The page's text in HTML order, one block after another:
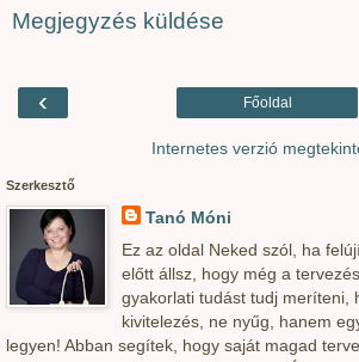
Megjegyzés küldése
‹ Főoldal
Internetes verzió
Szerkesztő
Tanó Móni
Ez az oldal Neked szól, ha
előtt állsz, hogy még a
gyakorlati tudást tudj meríteni,
kivitelezés, ne nyűg, hanem
legyen! Abban segítek, hogy saját magad